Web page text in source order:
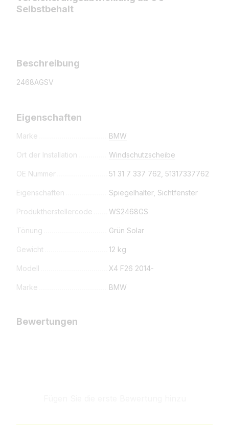
Selbstbehalt
Beschreibung
2468AGSV
Eigenschaften
Marke BMW
Ort der Installation Windschutzscheibe
OE Nummer 51 31 7 337 762, 51317337762
Eigenschaften Spiegelhalter, Sichtfenster
Produktherstellercode WS2468GS
Tönung Grün Solar
Gewicht 12 kg
Modell X4 F26 2014-
Marke BMW
Bewertungen